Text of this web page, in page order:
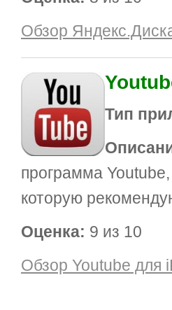
Обзор
Тип
программа
которую
Оценка: 9 из 10
Обзор Youtube для